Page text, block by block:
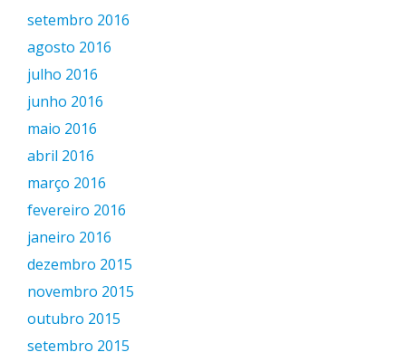
setembro 2016
agosto 2016
julho 2016
junho 2016
maio 2016
abril 2016
março 2016
fevereiro 2016
janeiro 2016
dezembro 2015
novembro 2015
outubro 2015
setembro 2015